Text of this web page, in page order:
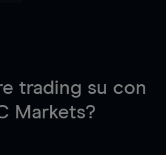
trading su con
Markets?